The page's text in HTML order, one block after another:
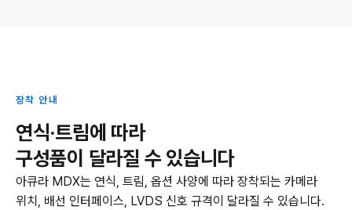
장착 안내
연식·트림에 따라
구성품이 달라질 수 있습니다
아큐라 MDX는 연식, 트림, 옵션 사양에 따라 장착되는 카메라
위치, 배선 인터페이스, LVDS 신호 규격이 달라질 수 있습니다.